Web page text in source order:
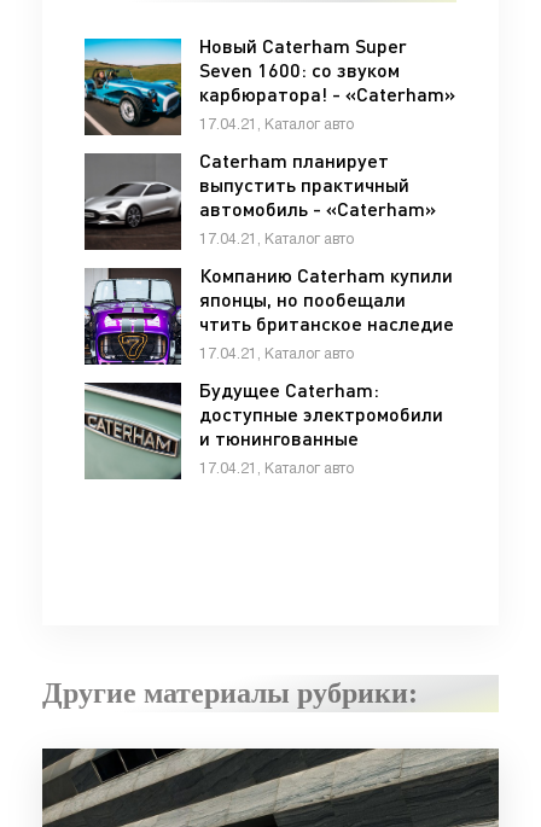
Новый Caterham Super
Seven 1600: со звуком
карбюратора! - «Caterham»
17.04.21, Каталог авто
Caterham планирует
выпустить практичный
автомобиль - «Caterham»
17.04.21, Каталог авто
Компанию Caterham купили
японцы, но пообещали
чтить британское наследие
марки - «Caterham»
17.04.21, Каталог авто
Будущее Caterham:
доступные электромобили
и тюнингованные
кроссоверы - «Caterham»
17.04.21, Каталог авто
Другие материалы рубрики: